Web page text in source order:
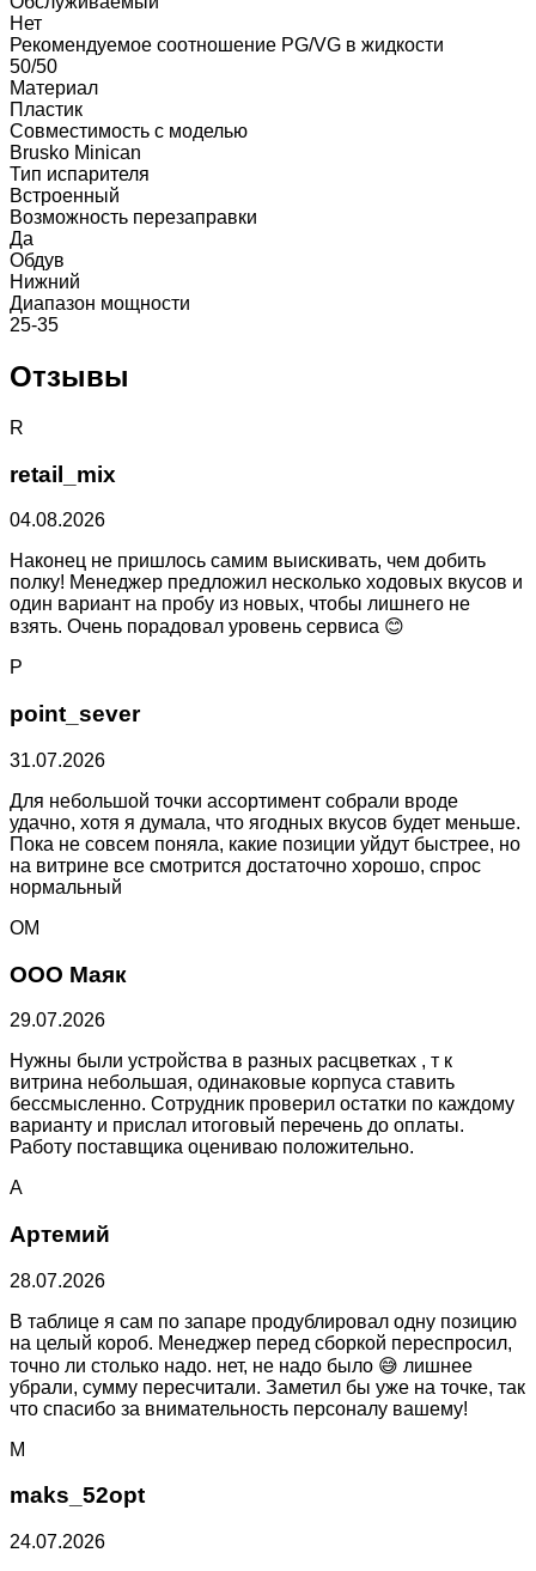
Нет
Рекомендуемое соотношение PG/VG в жидкости
50/50
Материал
Пластик
Совместимость с моделью
Brusko Minican
Тип испарителя
Встроенный
Возможность перезаправки
Да
Обдув
Нижний
Диапазон мощности
25-35
Отзывы
R
retail_mix
04.08.2026
Наконец не пришлось самим выискивать, чем добить
полку! Менеджер предложил несколько ходовых вкусов и
один вариант на пробу из новых, чтобы лишнего не
взять. Очень порадовал уровень сервиса 😊
P
point_sever
31.07.2026
Для небольшой точки ассортимент собрали вроде
удачно, хотя я думала, что ягодных вкусов будет меньше.
Пока не совсем поняла, какие позиции уйдут быстрее, но
на витрине все смотрится достаточно хорошо, спрос
нормальный
ОМ
ООО Маяк
29.07.2026
Нужны были устройства в разных расцветках , т к
витрина небольшая, одинаковые корпуса ставить
бессмысленно. Сотрудник проверил остатки по каждому
варианту и прислал итоговый перечень до оплаты.
Работу поставщика оцениваю положительно.
А
Артемий
28.07.2026
В таблице я сам по запаре продублировал одну позицию
на целый короб. Менеджер перед сборкой переспросил,
точно ли столько надо. нет, не надо было 😅 лишнее
убрали, сумму пересчитали. Заметил бы уже на точке, так
что спасибо за внимательность персоналу вашему!
M
maks_52opt
24.07.2026